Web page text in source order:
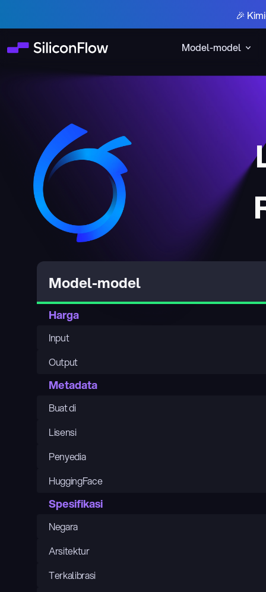
Model-model
🎉
Model-model
Harga
Input
Output
Metadata
Buat di
Lisensi
Penyedia
HuggingFace
Spesifikasi
Negara
Arsitektur
Terkalibrasi